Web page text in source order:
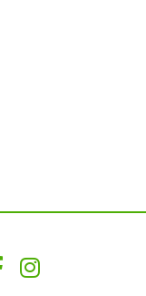
Facebook
Instagram